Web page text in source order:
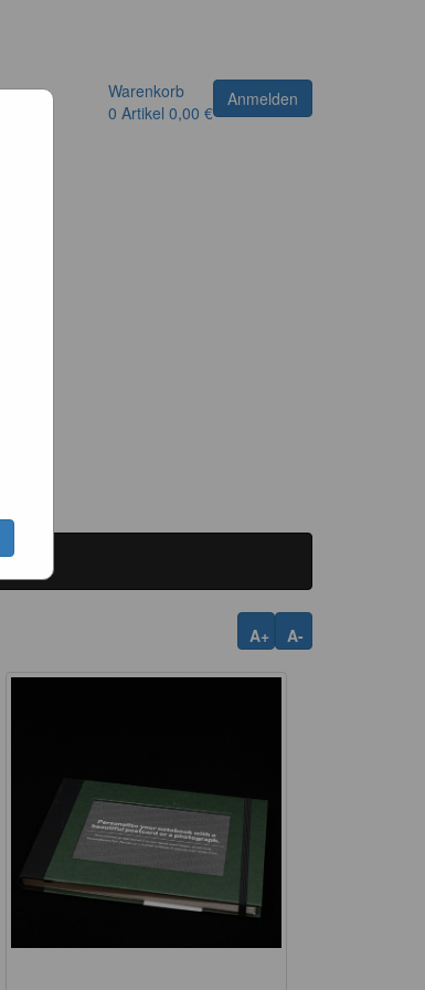
Warenkorb
0 Artikel 0,00 €
Anmelden
A-
A+